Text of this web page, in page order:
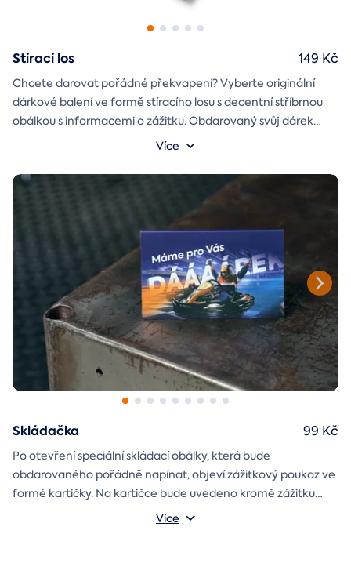
Stírací los
Chcete darovat pořádné překvapení? Vyberte originální
dárkové balení ve formě stíracího losu s decentní stříbrnou
obálkou s informacemi o zážitku. Obdarovaný svůj dárek
objeví až po chvilce napětí během stírání. Jedno je jisté, u nás
Více
149 Kč
Skládačka
Po otevření speciální skládací obálky, která bude
obdarovaného pořádně napínat, objeví zážitkový poukaz ve
formě kartičky. Na kartičce bude uvedeno kromě zážitku
také jméno a věnování, které si v průběhu objednávky sami
Více
99 Kč